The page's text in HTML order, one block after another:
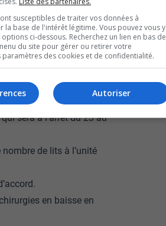
personnes aînées
ou considérablement
personnes
sera à l’arrêt du 23 au
de lits à l’unité
en baisse en
susceptibles de traiter vos données à
la base de l'intérêt légitime. Vous pouvez vous y
ci-dessous. Recherchez un lien en bas de
du site pour gérer ou retirer votre
paramètres des cookies et de confidentialité.
Autoriser